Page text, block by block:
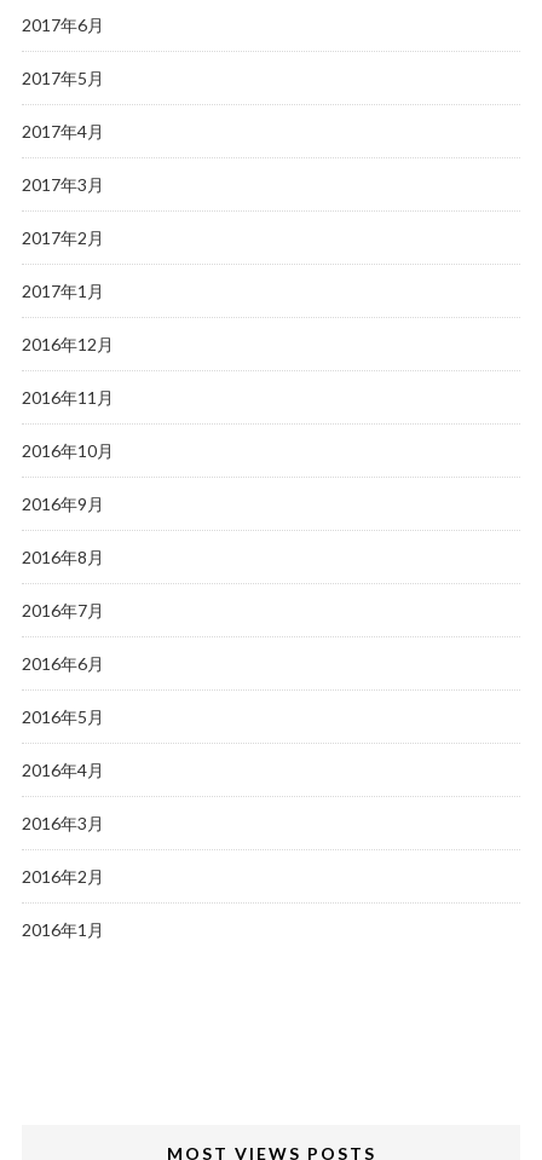
2017年6月
2017年5月
2017年4月
2017年3月
2017年2月
2017年1月
2016年12月
2016年11月
2016年10月
2016年9月
2016年8月
2016年7月
2016年6月
2016年5月
2016年4月
2016年3月
2016年2月
2016年1月
MOST VIEWS POSTS